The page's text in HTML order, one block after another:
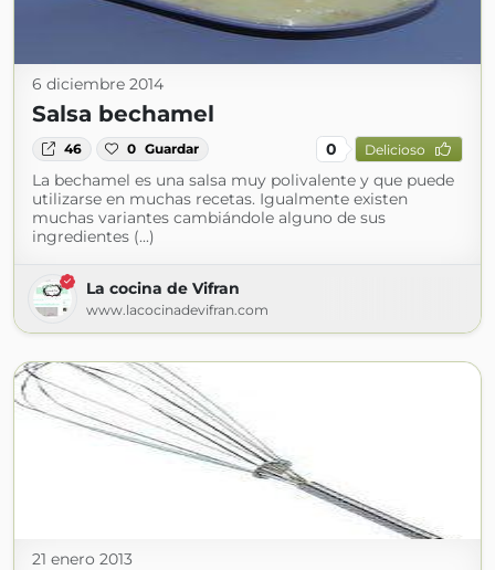
6 diciembre 2014
Salsa bechamel
46 0 Guardar 0 Delicioso
La bechamel es una salsa muy polivalente y que puede
utilizarse en muchas recetas. Igualmente existen
muchas variantes cambiándole alguno de sus
ingredientes (...)
La cocina de Vifran
www.lacocinadevifran.com
21 enero 2013